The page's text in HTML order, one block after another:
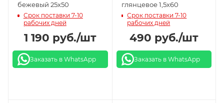
бежевый 25х50
Срок поставки 7-10
рабочих дней
1 190 руб./шт
Заказать в WhatsApp
глянцевое 1,5х60
Срок поставки 7-10
рабочих дней
490 руб./шт
Заказать в WhatsApp